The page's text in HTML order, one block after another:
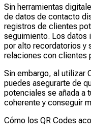
Sin herramientas
de datos de contacto
registros de clientes
seguimiento. Los datos
por alto recordatorios y
relaciones con clientes
Sin embargo, al utilizar
puedes asegurarte de
potenciales se añada a
coherente y conseguir
Cómo los QR Codes